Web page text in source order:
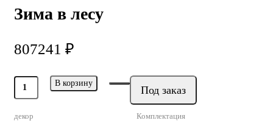
Зима в лесу
807241 ₽
В корзину
Под заказ
декор
Комплектация